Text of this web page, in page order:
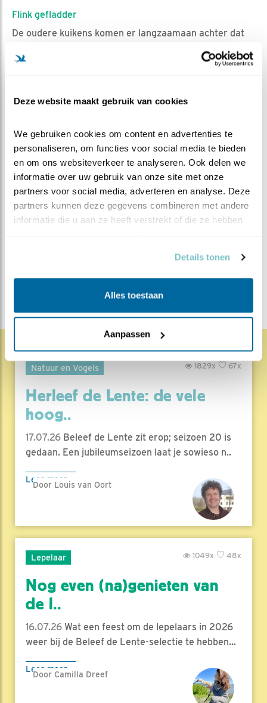
Deze website maakt gebruik van cookies
We gebruiken cookies om content en advertenties te
personaliseren, om functies voor social media te bieden
en om ons websiteverkeer te analyseren. Ook delen we
informatie over uw gebruik van onze site met onze
partners voor social media, adverteren en analyse. Deze
partners kunnen deze gegevens combineren met andere
informatie die u aan ze heeft verstrekt of die ze hebben
Details tonen
Alles toestaan
Aanpassen
Flink gefladder
De oudere kuikens komen er langzaamaan achter dat
kuiken zijn zelfs al duidelijk veren te zien. Ze beginnen
duren voor zij vliegvlug zijn. Ongeveer zestig dagen
vliegvlug. Ze zullen dan langzaamaan steeds
zelfstandiger worden. Tot die tijd kunnen we nog volop
genieten van hun gestuntel en gefladder.
Vind ik leuk
Bewaar deze blog
MEER OVER
DEEL DIT BERICHT
Natuur en Vogels 67x
1829x
Herleef de Lente: de vele
hoog..
17.07.26 Beleef de Lente zit erop; seizoen 20 is
gedaan. Een jubileumseizoen laat je sowieso n..
Lees meer
Door Louis van Oort
Lepelaar 48x
1049x
Nog even (na)genieten van
de l..
16.07.26 Wat een feest om de lepelaars in 2026
weer bij de Beleef de Lente-selectie te hebben...
Lees meer
Door Camilla Dreef